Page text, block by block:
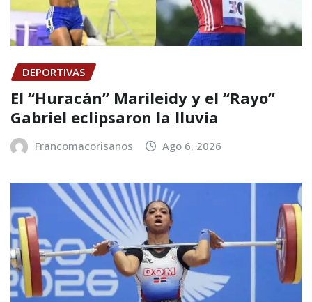
DEPORTIVAS
El “Huracán” Marileidy y el “Rayo”
Gabriel eclipsaron la lluvia
Francomacorisanos Ago 6, 2026